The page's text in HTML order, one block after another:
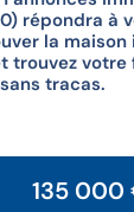
répondra à
la maison
trouvez
tracas.
135 000